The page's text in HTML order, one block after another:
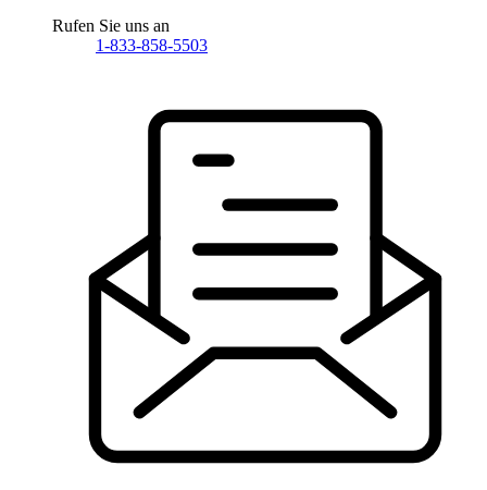
Rufen Sie uns an
1-833-858-5503